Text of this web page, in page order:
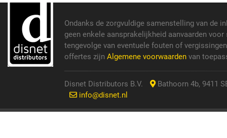
Ondanks de zorgvuldige samenstelling van de
geen enkele aansprakelijkheid aanvaarden
tengevolge van eventuele fouten of
offertes zijn Algemene voorwaarden van
Disnet Distributors B.V.
Bathoorn 4b, 9411
info@disnet.nl